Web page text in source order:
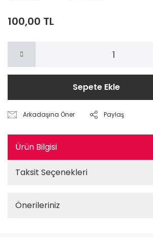
100,00 TL
Sepete Ekle
Arkadaşına Öner Paylaş
Ürün Bilgisi
Taksit Seçenekleri
Önerileriniz